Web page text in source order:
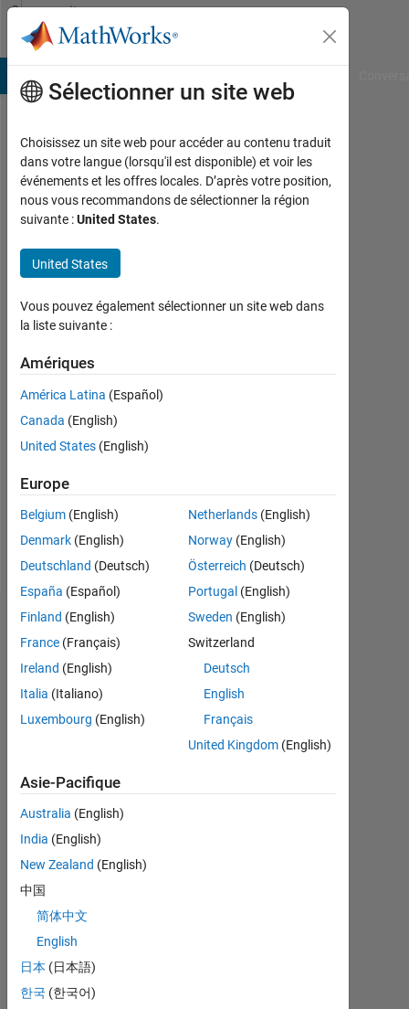
Passer au contenu
Community
Profile
Rob
Moak
Last
environ
3 ans il
|
depuis
2017
Followers:
0
Follow
Tableau de bord
Statistiques
MATLAB Answers
CONTRIBUTIONS 2
03/17
03/18
03/19
03/20
03/22
03/23
03/24
03/26
05/18
07/19
09/20
11/21
01/23
05/25
RANG
Sélectionner un site web
Choisissez un site web pour accéder au contenu traduit
dans votre langue (lorsqu'il est disponible) et voir les
événements et les offres locales. D’après votre position,
nous vous recommandons de sélectionner la région
suivante :United States.
United States
Vous pouvez également sélectionner un site web dans
la liste suivante :
Amériques
América Latina (Español)
Canada (English)
United States (English)
Europe
Belgium (English)
Denmark (English)
Deutschland (Deutsch)
España (Español)
Finland (English)
France (Français)
Ireland (English)
Italia (Italiano)
Luxembourg (English)
Netherlands(English)
Norway(English)
Österreich (Deutsch)
Portugal (English)
Sweden (English)
Switzerland
Deutsch
English
Français
United Kingdom(English)
Asie-Pacifique
Australia (English)
India (English)
New Zealand (English)
中国
简体中文
English
日本 (日本語)
한국 (한국어)